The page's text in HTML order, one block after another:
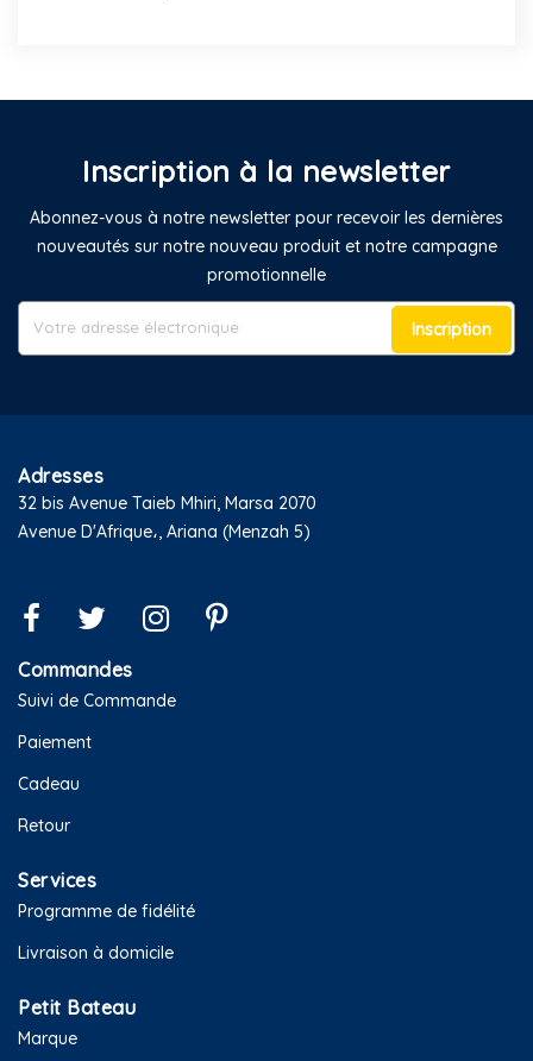
Inscription à la newsletter
Abonnez-vous à notre newsletter pour recevoir les dernières
nouveautés sur notre nouveau produit et notre campagne
promotionnelle
Inscription
Adresses
32 bis Avenue Taieb Mhiri, Marsa 2070
Avenue D'Afrique،, Ariana (Menzah 5)
Commandes
Suivi de Commande
Paiement
Cadeau
Retour
Services
Programme de fidélité
Livraison à domicile
Petit Bateau
Marque